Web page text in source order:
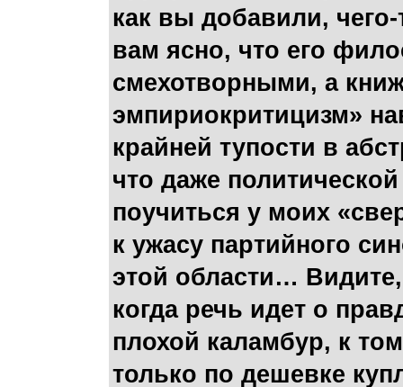
как вы добавили,
вам ясно, что его
смехотворными, а
эмпириокритицизм»
крайней тупости в
что даже
поучиться у моих
к ужасу партийного
этой области… Видите,
когда речь идет о
плохой каламбур, к
только по дешевке